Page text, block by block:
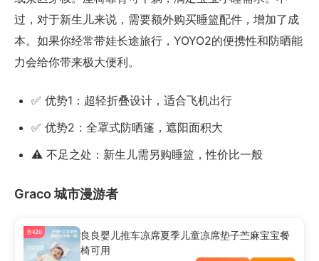
过，对于新生儿来说，需要额外购买睡篮配件，增加了成
本。如果你经常带娃长途旅行，YOYO2的便携性和防晒能
力会给你带来极大便利。
✅ 优势1：超轻折叠设计，适合飞机出行
✅ 优势2：全罩式防晒篷，遮阳面积大
⚠️ 不足之处：新生儿需另购睡篮，性价比一般
Graco 城市漫游者
券¥20
良良婴儿推车凉席夏季儿童凉席垫子苎麻宝宝餐
椅可用